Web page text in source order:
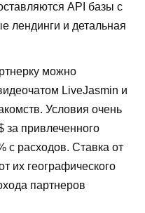
API базы с
лендинги и детальная
можно
LiveJasmin и
Условия очень
за привлеченного
с расходов. Ставка от
их географического
партнеров